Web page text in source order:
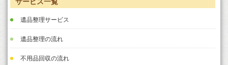
遺品整理サービス
遺品整理の流れ
不用品回収の流れ